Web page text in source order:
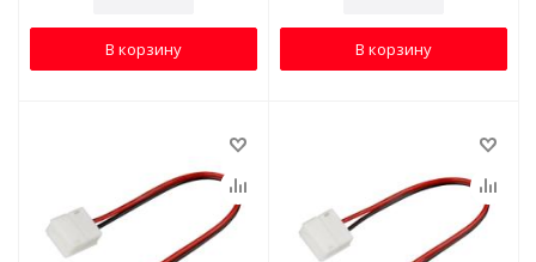
В корзину В корзину